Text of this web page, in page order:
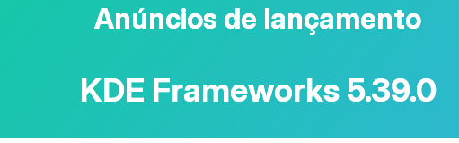
Anúncios de lançamento
KDE Frameworks 5.39.0